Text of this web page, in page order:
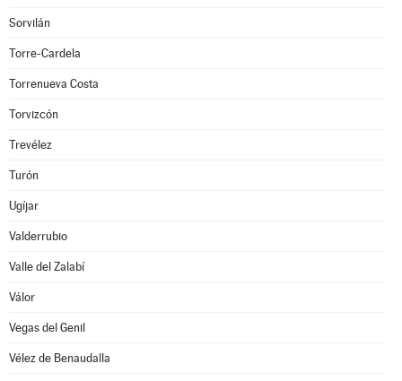
Sorvilán
Torre-Cardela
Torrenueva Costa
Torvizcón
Trevélez
Turón
Ugíjar
Valderrubio
Valle del Zalabí
Válor
Vegas del Genil
Vélez de Benaudalla